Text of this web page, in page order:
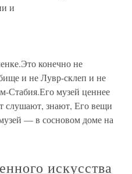
и
конечно не
и не Лувр-склеп и не
Стабия.Его музей ценнее
слушают, знают, Его вещи
— в сосновом доме на
искусства